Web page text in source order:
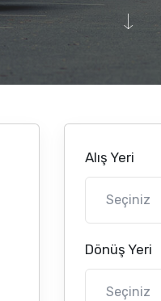
Alış Yeri
Dönüş Yeri